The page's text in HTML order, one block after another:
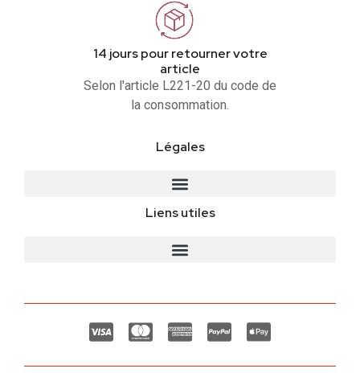
14 jours pour retourner votre
article
Selon l'article L221-20 du code de
la consommation.
Légales
Liens utiles